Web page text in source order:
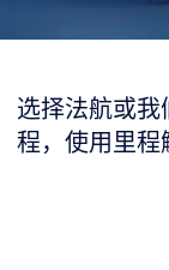
蓝天飞行
蓝天
加入我们的
选择法航或
程，使用里程